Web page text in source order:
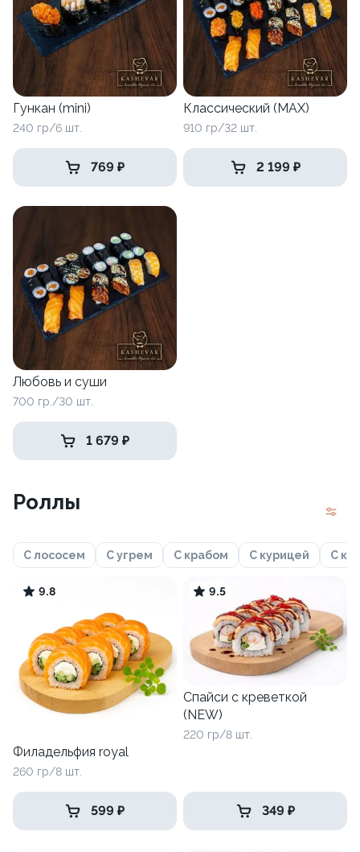
Гункан (mini)
240 гр/6 шт.
769 ₽
Классический (MAX)
910 гр/32 шт.
2 199 ₽
Любовь и суши
700 гр./30 шт.
1 679 ₽
Роллы
С лососем С угрем С крабом С курицей С
9.8
Филадельфия royal
260 гр/8 шт.
599 ₽
9.5
Спайси с креветкой
(NEW)
220 гр/8 шт.
349 ₽